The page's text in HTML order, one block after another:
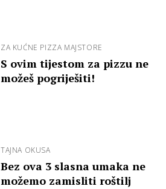
ZA KUĆNE PIZZA MAJSTORE
S ovim tijestom za pizzu ne
možeš pogriješiti!
TAJNA OKUSA
Bez ova 3 slasna umaka ne
možemo zamisliti roštilj